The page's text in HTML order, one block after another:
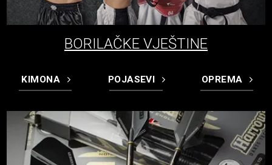
BORILAČKE VJEŠTINE
KIMONA POJASEVI OPREMA